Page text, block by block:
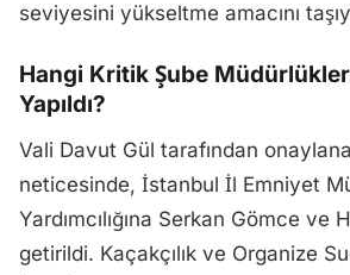
seviyesini yükseltme amacını
Hangi Kritik Şube
Yapıldı?
Vali Davut Gül tarafından
neticesinde, İstanbul İl Emniyet
Yardımcılığına Serkan Gömce ve
getirildi. Kaçakçılık ve Organize